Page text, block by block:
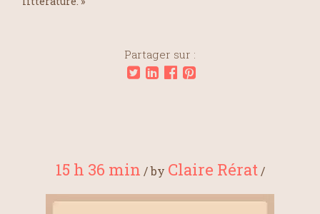
Partager sur :
15 h 36 min /by Claire Rérat /